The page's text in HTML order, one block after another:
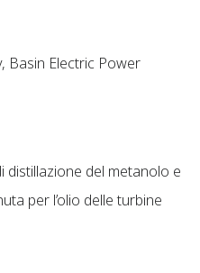
Basin Electric Power​
distillazione del metanolo e
per l’olio delle turbine